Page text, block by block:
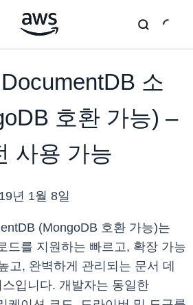
소
호환 가능) –
사용 가능
년 1월 8일
(MongoDB 호환 가능)는
드를 지원하는 빠르고, 확장 가능
고, 완벽하게 관리되는 문서 데
입니다. 개발자는 동일한